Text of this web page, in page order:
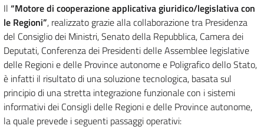
Il “Motore di cooperazione applicativa giuridico/legislativa con
le Regioni”, realizzato grazie alla collaborazione tra Presidenza
del Consiglio dei Ministri, Senato della Repubblica, Camera dei
Deputati, Conferenza dei Presidenti delle Assemblee legislative
delle Regioni e delle Province autonome e Poligrafico dello Stato,
è infatti il risultato di una soluzione tecnologica, basata sul
principio di una stretta integrazione funzionale con i sistemi
informativi dei Consigli delle Regioni e delle Province autonome,
la quale prevede i seguenti passaggi operativi: